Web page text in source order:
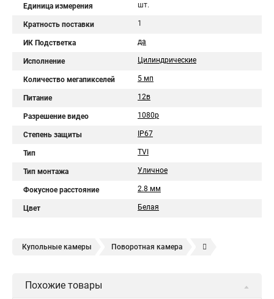
Единица измерения шт.
Кратность поставки 1
ИК Подстветка да
Исполнение Цилиндрические
Количество мегапикселей 5 мп
Питание 12в
Разрешение видео 1080p
Степень защиты IP67
Тип TVI
Тип монтажа Уличное
Фокусное расстояние 2.8 мм
Цвет Белая
Купольные камеры Поворотная камера
Камера видеонаблюдения hikvision
Похожие товары